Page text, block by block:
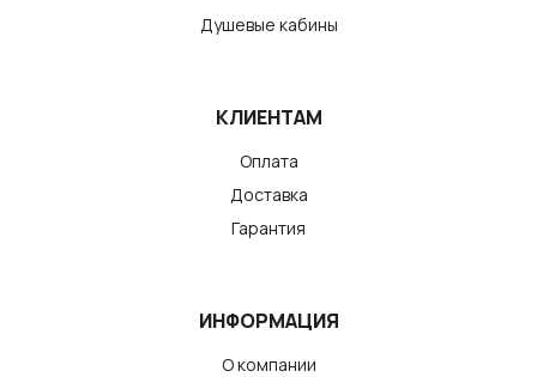
Душевые кабины
КЛИЕНТАМ
Оплата
Доставка
Гарантия
ИНФОРМАЦИЯ
О компании